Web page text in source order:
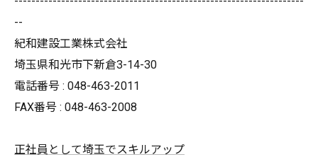
--
紀和建設工業株式会社
埼玉県和光市下新倉3-14-30
電話番号 : 048-463-2011
FAX番号 : 048-463-2008
正社員として埼玉でスキルアップ